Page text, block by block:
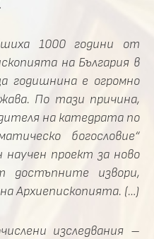
1000 години от
на България в
годишнина е огромно
По тази причина,
на катедрата по
богословие“
научен проект за ново
достъпните извори,
Архиепископията. (…)
изследвания –